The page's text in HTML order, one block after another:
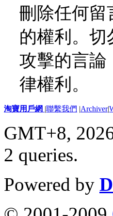
刪除任何留
的權利。
攻擊的言論
律權利。
淘寶用戶網 |聯繫我們 |Archiver|
GMT+8,
2 queries.
Powered by